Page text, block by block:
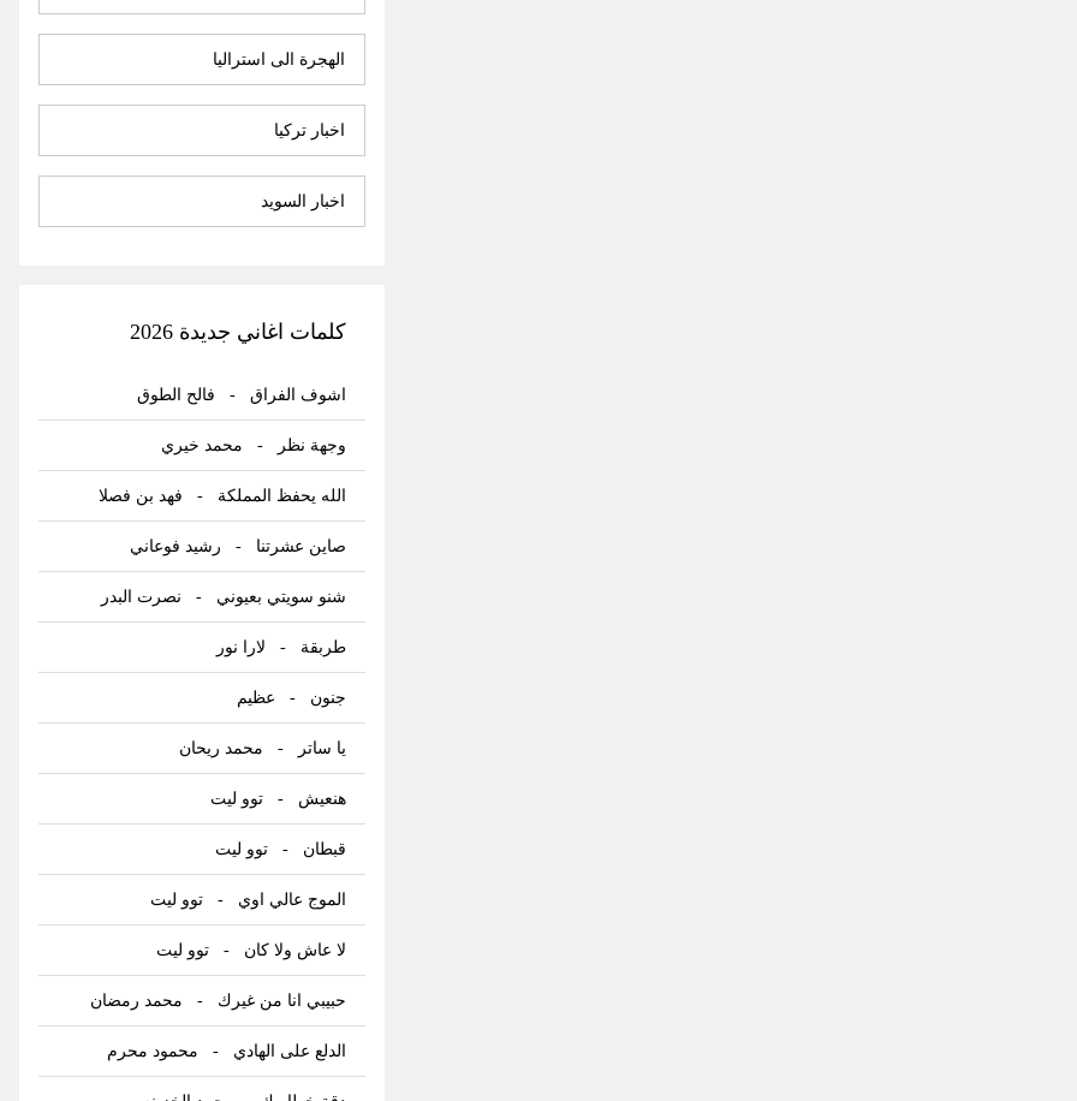
الهجرة الى استراليا
اخبار تركيا
اخبار السويد
كلمات اغاني جديدة 2026
اشوف الفراق- فالح الطوق
وجهة نظر - محمد خيري
الله يحفظ المملكة - فهد بن فصلا
صاين عشرتنا - رشيد فوعاني
شنو سويتي بعيوني - نصرت البدر
طربقة - لارا نور
جنون - عظيم
يا ساتر - محمد ريحان
هنعيش - توو ليت
قبطان - توو ليت
الموج عالي اوي - توو ليت
لا عاش ولا كان - توو ليت
حبيبي انا من غيرك - محمد رمضان
الدلع على الهادي - محمود محرم